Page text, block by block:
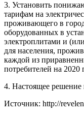
3. Установить
тарифам на
проживающего в
оборудованных в
электроплитами и
для населения,
каждой из
потребителей на
4. Настоящее решение
Источник: http://